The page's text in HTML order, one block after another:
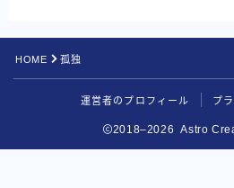
HOME 孤独
運営者のプロフィール プ
2018–2026 Astro